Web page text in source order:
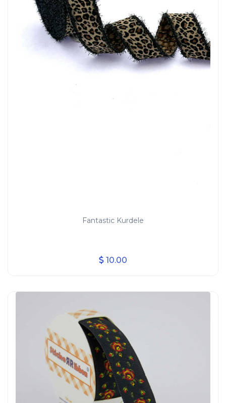
Fantastic Kurdele
10.00